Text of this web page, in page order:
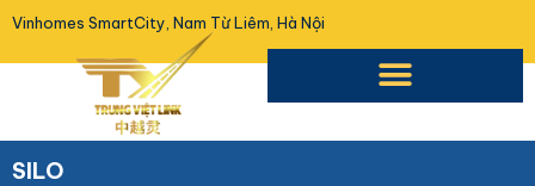
Vinhomes SmartCity, Nam Từ Liêm, Hà Nội
SILO